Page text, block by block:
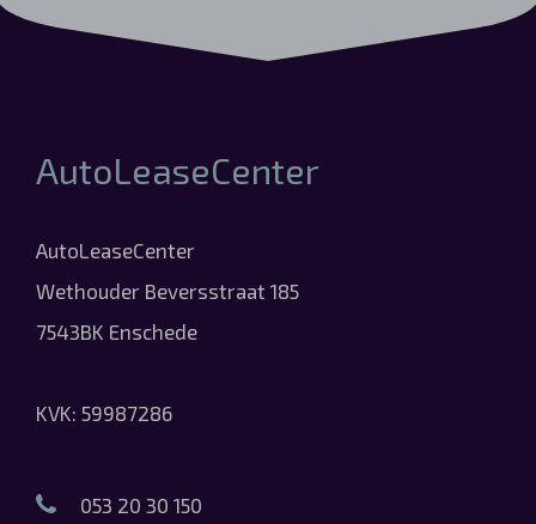
AutoLeaseCenter
AutoLeaseCenter
Wethouder Beversstraat 185
7543BK Enschede
KVK: 59987286
053 20 30 150